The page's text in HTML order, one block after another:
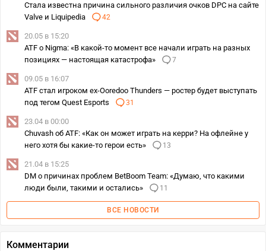
Стала известна причина сильного различия очков DPC на сайте
Valve и Liquipedia
42
20.05 в 15:20
ATF о Nigma: «В какой-то момент все начали играть на разных
позициях — настоящая катастрофа»
7
09.05 в 16:07
ATF стал игроком ex-Ooredoo Thunders — ростер будет выступать
под тегом Quest Esports
31
23.04 в 00:00
Chuvash об ATF: «Как он может играть на керри? На офлейне у
него хотя бы какие-то герои есть»
13
21.04 в 15:25
DM о причинах проблем BetBoom Team: «Думаю, что какими
люди были, такими и остались»
11
ВСЕ НОВОСТИ
Комментарии